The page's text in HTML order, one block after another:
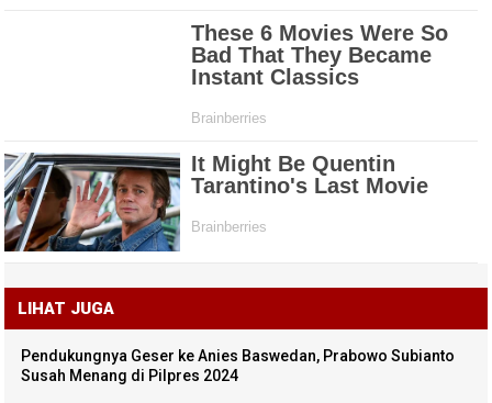
LIHAT JUGA
Pendukungnya Geser ke Anies Baswedan, Prabowo Subianto
Susah Menang di Pilpres 2024